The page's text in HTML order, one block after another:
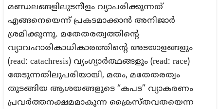
മണ്ഡലങ്ങളിലുടനീളം വ്യാപരിക്കുന്നത്
എങ്ങനെയെന്ന് പ്രകടമാക്കാൻ അനിജാർ
ശ്രമിക്കുന്നു. മതേതരത്വത്തിന്റെ
വ്യാവഹാരികാധികാരത്തിന്റെ അടയാളങ്ങളും
(read: catachresis) വ്യംഗ്യാർത്ഥങ്ങളും (read: race)
തേടുന്നതിലുപരിയായി, മതം, മതേതരത്വം
തുടങ്ങിയ ആശയങ്ങളുടെ “കപട” വ്യാകരണം
പ്രവർത്തനക്ഷമമാകുന്ന ക്രൈസ്തവതയെന്ന